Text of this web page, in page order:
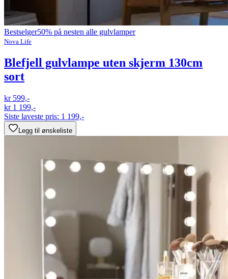
Bestselger50% på nesten alle gulvlamper
Nova Life
Blefjell gulvlampe uten skjerm 130cm
sort
kr 599,-
kr 1 199,-
Siste laveste pris: 1 199,-
Legg til ønskeliste